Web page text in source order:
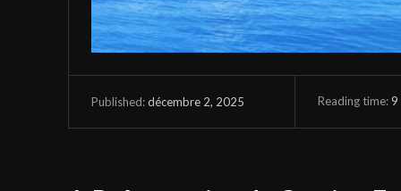
Published:décembre 2, 2025 Reading time: 9